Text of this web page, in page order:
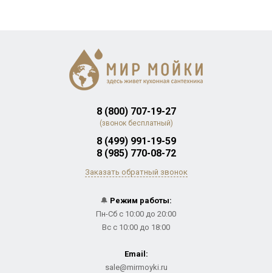
8 (800) 707-19-27
(звонок бесплатный)
8 (499) 991-19-59
8 (985) 770-08-72
Заказать обратный звонок
🔔 Режим работы:
Пн-Сб с 10:00 до 20:00
Вс с 10:00 до 18:00
Email:
sale@mirmoyki.ru